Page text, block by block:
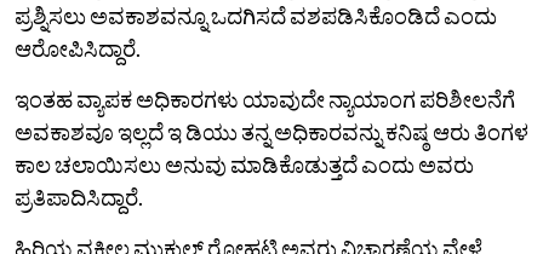
ಪ್ರಶ್ನಿಸಲು ಅವಕಾಶವನ್ನೂ ಒದಗಿಸದೆ ವಶಪಡಿಸಿಕೊಂಡಿದೆ ಎಂದು
ಆರೋಪಿಸಿದ್ದಾರೆ.
ಇಂತಹ ವ್ಯಾಪಕ ಅಧಿಕಾರಗಳು ಯಾವುದೇ ನ್ಯಾಯಾಂಗ ಪರಿಶೀಲನೆಗೆ
ಅವಕಾಶವೂ ಇಲ್ಲದೆ ಇ ಡಿಯು ತನ್ನ ಅಧಿಕಾರವನ್ನು ಕನಿಷ್ಠ ಆರು ತಿಂಗಳ
ಕಾಲ ಚಲಾಯಿಸಲು ಅನುವು ಮಾಡಿಕೊಡುತ್ತದೆ ಎಂದು ಅವರು
ಪ್ರತಿಪಾದಿಸಿದ್ದಾರೆ.
ಹಿರಿಯ ವಕೀಲ ಮುಕುಲ್ ರೋಹಟ್ಗಿ ಅವರು ವಿಚಾರಣೆಯ ವೇಳೆ